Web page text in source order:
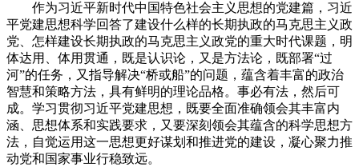
作为习近平新时代中国特色社会主义思想的党建篇，习近
平党建思想科学回答了建设什么样的长期执政的马克思主义政
党、怎样建设长期执政的马克思主义政党的重大时代课题，明
体达用、体用贯通，既是认识论，又是方法论，既部署“过
河”的任务，又指导解决“桥或船”的问题，蕴含着丰富的政治
智慧和策略方法，具有鲜明的理论品格。事必有法，然后可
成。学习贯彻习近平党建思想，既要全面准确领会其丰富内
涵、思想体系和实践要求，又要深刻领会其蕴含的科学思想方
法，自觉运用这一思想更好谋划和推进党的建设，凝心聚力推
动党和国家事业行稳致远。